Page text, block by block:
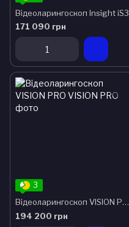
Відеоларингоскоп Insight iS3
171 090 грн
3
Відеоларингоскоп VISION PRO
194 200 грн